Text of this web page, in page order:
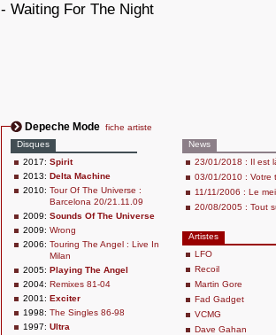
- Waiting For The Night
Depeche Mode fiche artiste
Disques
2017: Spirit
2013: Delta Machine
2010: Tour Of The Universe :
Barcelona 20/21.11.09
2009: Sounds Of The Universe
2009: Wrong
2006: Touring The Angel : Live In
Milan
2005: Playing The Angel
2004: Remixes 81-04
2001: Exciter
1998: The Singles 86-98
1997: Ultra
News
23/01/2018 : Il est
03/01/2010 : Votre
11/11/2006 : Le
20/08/2005 : Tout
Artistes
LFO
Recoil
Martin Gore
Fad Gadget
VCMG
Dave Gahan